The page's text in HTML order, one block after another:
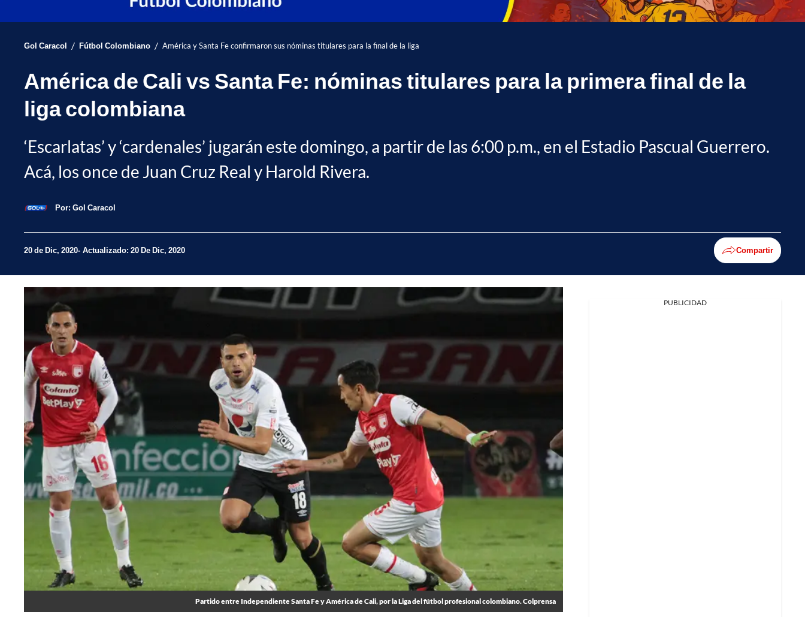
Gol Caracol / Fútbol Colombiano / América y Santa Fe confirmaron sus nóminas titulares para la final de la liga
América de Cali vs Santa Fe: nóminas titulares para la primera final de la
liga colombiana
‘Escarlatas’ y ‘cardenales’ jugarán este domingo, a partir de las 6:00 p.m., en el Estadio Pascual Guerrero.
Acá, los once de Juan Cruz Real y Harold Rivera.
Por: Gol Caracol
20 de Dic, 2020 Actualizado: 20 De Dic, 2020 Compartir
Partido entre Independiente Santa Fe y América de Cali, por la Liga del fútbol profesional colombiano. Colprensa
PUBLICIDAD